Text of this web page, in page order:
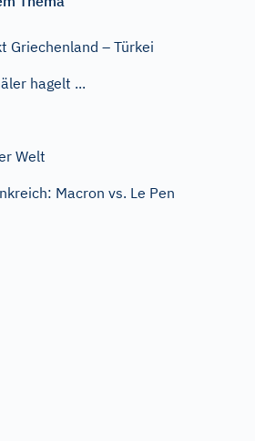
Griechenland – Türkei
hagelt ...
Welt
Macron vs. Le Pen